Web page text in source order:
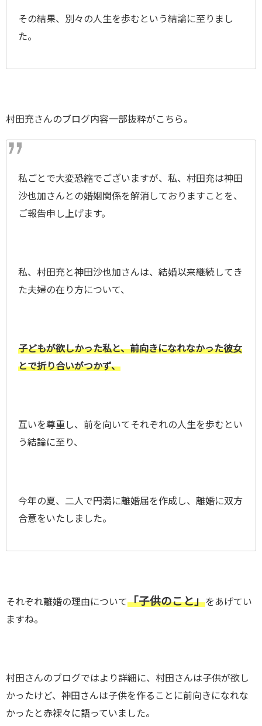
その結果、別々の人生を歩むという結論に至りまし
た。
村田充さんのブログ内容一部抜粋がこちら。
私ごとで大変恐縮でございますが、私、村田充は神田
沙也加さんとの婚姻関係を解消しておりますことを、
ご報告申し上げます。
私、村田充と神田沙也加さんは、結婚以来継続してき
た夫婦の在り方について、
子どもが欲しかった私と、前向きになれなかった彼女
とで折り合いがつかず、
互いを尊重し、前を向いてそれぞれの人生を歩むとい
う結論に至り、
今年の夏、二人で円満に離婚届を作成し、離婚に双方
合意をいたしました。
それぞれ離婚の理由について「子供のこと」をあげてい
ますね。
村田さんのブログではより詳細に、村田さんは子供が欲し
かったけど、神田さんは子供を作ることに前向きになれな
かったと赤裸々に語っていました。